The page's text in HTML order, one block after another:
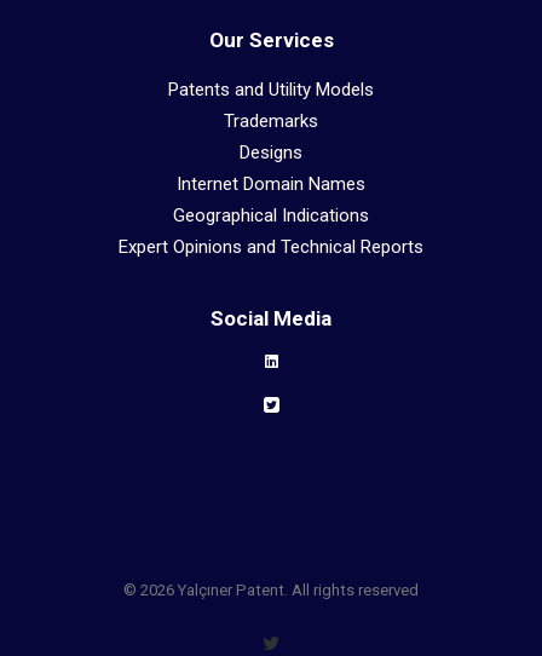
Our Services
Patents and Utility Models
Trademarks
Designs
Internet Domain Names
Geographical Indications
Expert Opinions and Technical Reports
Social Media
© 2026 Yalçıner Patent. All rights reserved